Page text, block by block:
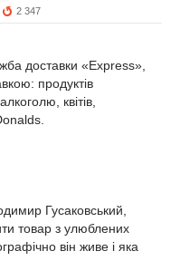
2 347
доставки «Eхpress»,
продуктів
квітів,
Гусаковський,
товар з улюблених
він живе і яка